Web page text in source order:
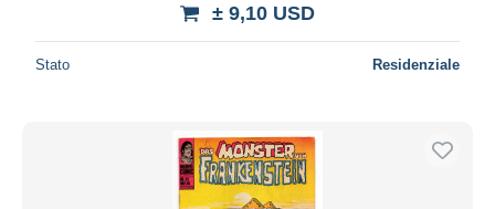
± 9,10 USD
Stato Residenziale